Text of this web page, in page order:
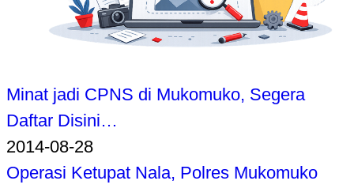
Minat jadi CPNS di Mukomuko, Segera
Daftar Disini…
2014-08-28
Operasi Ketupat Nala, Polres Mukomuko